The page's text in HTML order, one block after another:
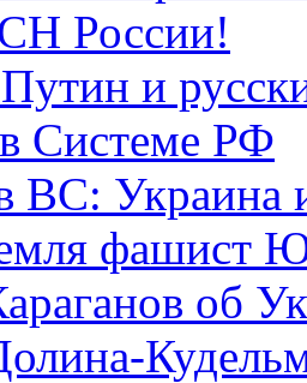
России!
и
Системе РФ
ВС: Украина
фашист
об